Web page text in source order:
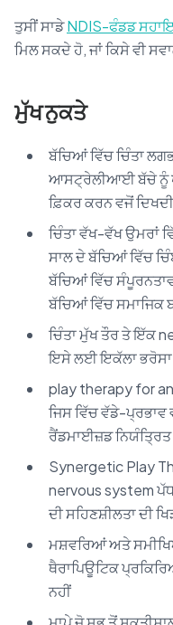
ਤੁਸੀਂ ਸਾਡੇNDIS-ਫੰਡਡ
ਮਿਲ ਸਕਦੇ ਹੋ, ਜਾਂ ਕਿਸੇ ਵੀ
ਮੁੱਖ ਨੁਕਤੇ
ਬੱਚਿਆਂ ਵਿੱਚ ਚਿੰਤਾ
ਆਸਟ੍ਰੇਲੀਆਈ ਬੱਚੇ ਨੂੰ
ਫ਼ਿਕਰ ਕਰਨ ਵਜੋਂ
ਚਿੰਤਾ ਵੱਖ-ਵੱਖ ਉਮਰਾਂ
ਸਾਲ ਦੇ ਬੱਚਿਆਂ ਵਿੱਚ
ਬੱਚਿਆਂ ਵਿੱਚ
ਬੱਚਿਆਂ ਵਿੱਚ ਸਮਾਜਿਕ
ਚਿੰਤਾ ਮੁੱਖ ਤੌਰ ਤੇ ਇੱਕ
ਇਸੇ ਲਈ ਇਕੱਲਾ ਭਰੋਸਾ
play therapy for
ਜਿਸ ਵਿੱਚ ਵੱਡੇ-
ਰੈਂਡਮਾਈਜ਼ਡ
Synergetic Play
nervous system
ਦੀ ਸਹਿਣਸ਼ੀਲਤਾ ਦੀ
ਮਸ਼ਵਰਿਆਂ ਅਤੇ
ਥੈਰਾਪਿਊਟਿਕ
ਨਹੀਂ